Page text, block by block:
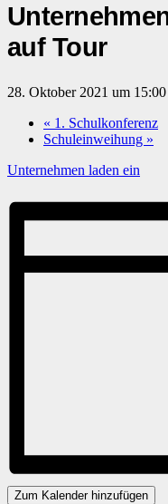
auf Tour
28. Oktober 2021 um 15:00
« 1. Schulkonferenz
Schuleinweihung »
Unternehmen laden ein
Zum Kalender hinzufügen